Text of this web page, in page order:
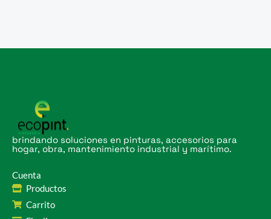
brindando soluciones en pinturas, accesorios para
hogar, obra, mantenimiento industrial y marítimo.
Cuenta
Productos
Carrito